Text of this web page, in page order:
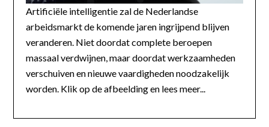
Artificiële intelligentie zal de Nederlandse
arbeidsmarkt de komende jaren ingrijpend blijven
veranderen. Niet doordat complete beroepen
massaal verdwijnen, maar doordat werkzaamheden
verschuiven en nieuwe vaardigheden noodzakelijk
worden. Klik op de afbeelding en lees meer...